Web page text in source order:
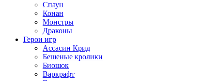
Спаун
Конан
Монстры
Драконы
Герои игр
Ассасин Крид
Бешеные кролики
Биошок
Варкрафт